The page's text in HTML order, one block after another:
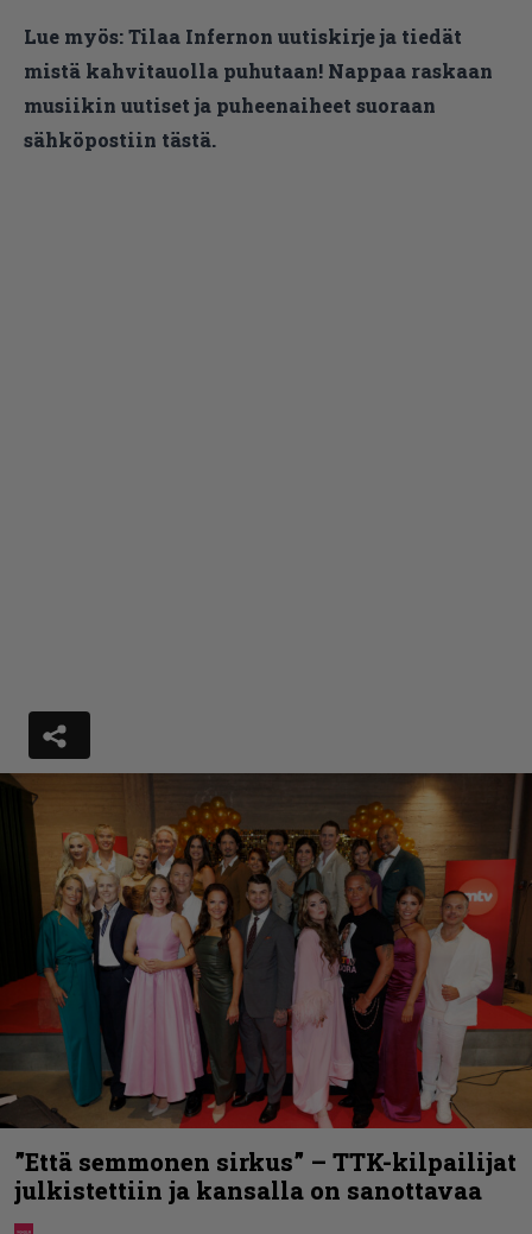
Lue myös:Tilaa Infernon uutiskirje ja tiedät
mistä kahvitauolla puhutaan! Nappaa raskaan
musiikin uutiset ja puheenaiheet suoraan
sähköpostiin tästä.
”Että semmonen sirkus” – TTK-kilpailijat
julkistettiin ja kansalla on sanottavaa